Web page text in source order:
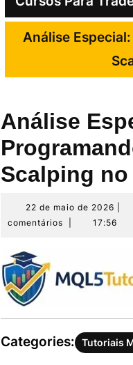
Análise
Análise
Scalping no
22 de maio de 2026
comentários
17:56
Categories: Tutoriais